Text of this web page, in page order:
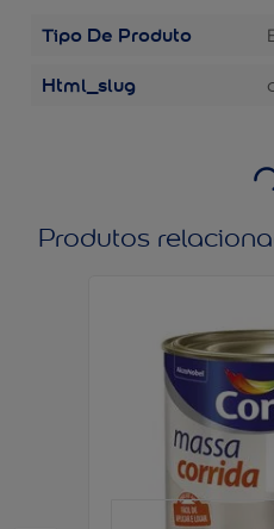
Tipo De Produto
Html_slug
Produtos